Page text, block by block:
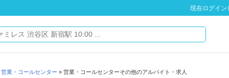
現在ログイン
営業・コールセンター » 営業・コールセンターその他のアルバイト・求人